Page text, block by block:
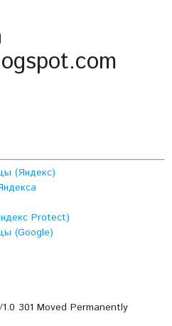
(Яндекс)
Protect)
(Google)
301 Moved Permanently